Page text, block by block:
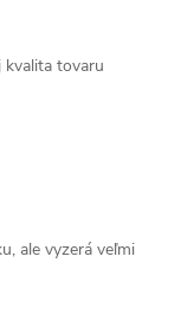
tovaru
ale vyzerá veľmi